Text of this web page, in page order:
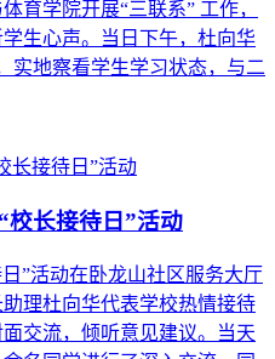
生心声。当日下午，杜向华
实地察看学生学习状态，与二
长接待日”活动
”活动在卧龙山社区服务大厅
理杜向华代表学校热情接待
交流，倾听意见建议。当天
名同学进行了深入交流。同